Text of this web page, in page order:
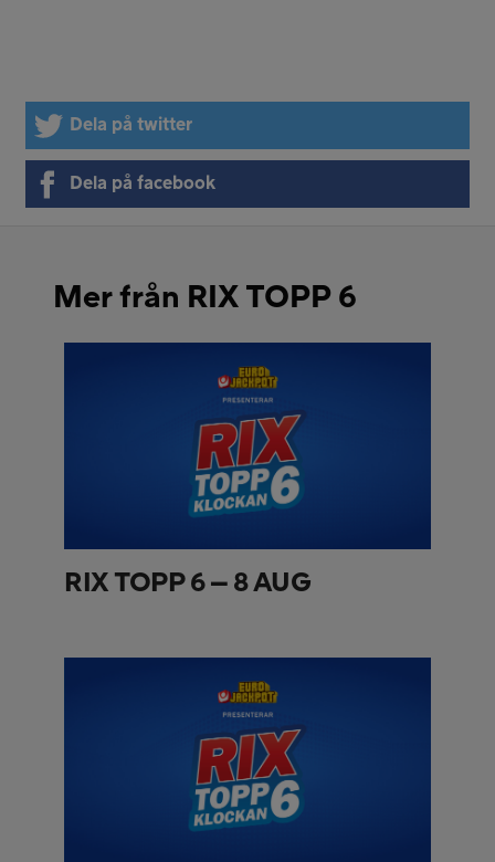
Dela på twitter
Dela på facebook
Mer från RIX TOPP 6
RIX TOPP 6 – 8 AUG